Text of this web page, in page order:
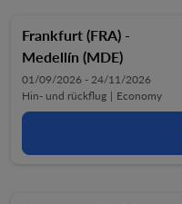
Frankfurt (FRA) -
Medellín (MDE)
01/09/2026 - 24/11/2026
Hin- und rückflug | Economy